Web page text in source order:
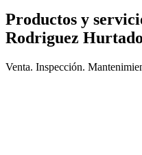
Productos y
Rodriguez Hurtado
Venta. Inspección.